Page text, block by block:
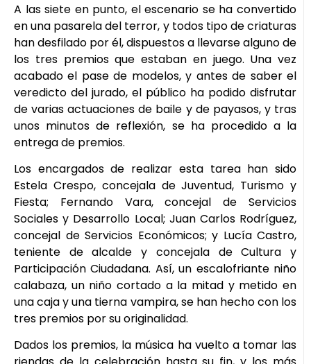
A las siete en punto, el escenario se ha convertido
en una pasarela del terror, y todos tipo de criaturas
han desfilado por él, dispuestos a llevarse alguno de
los tres premios que estaban en juego. Una vez
acabado el pase de modelos, y antes de saber el
veredicto del jurado, el público ha podido disfrutar
de varias actuaciones de baile y de payasos, y tras
unos minutos de reflexión, se ha procedido a la
entrega de premios.
Los encargados de realizar esta tarea han sido
Estela Crespo, concejala de Juventud, Turismo y
Fiesta; Fernando Vara, concejal de Servicios
Sociales y Desarrollo Local; Juan Carlos Rodríguez,
concejal de Servicios Económicos; y Lucía Castro,
teniente de alcalde y concejala de Cultura y
Participación Ciudadana. Así, un escalofriante niño
calabaza, un niño cortado a la mitad y metido en
una caja y una tierna vampira, se han hecho con los
tres premios por su originalidad.
Dados los premios, la música ha vuelto a tomar las